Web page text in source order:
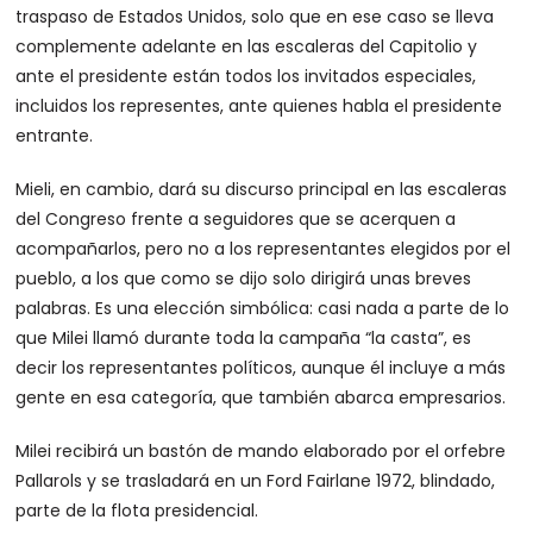
traspaso de Estados Unidos, solo que en ese caso se lleva
complemente adelante en las escaleras del Capitolio y
ante el presidente están todos los invitados especiales,
incluidos los representes, ante quienes habla el presidente
entrante.
Mieli, en cambio, dará su discurso principal en las escaleras
del Congreso frente a seguidores que se acerquen a
acompañarlos, pero no a los representantes elegidos por el
pueblo, a los que como se dijo solo dirigirá unas breves
palabras. Es una elección simbólica: casi nada a parte de lo
que Milei llamó durante toda la campaña “la casta”, es
decir los representantes políticos, aunque él incluye a más
gente en esa categoría, que también abarca empresarios.
Milei recibirá un bastón de mando elaborado por el orfebre
Pallarols y se trasladará en un Ford Fairlane 1972, blindado,
parte de la flota presidencial.